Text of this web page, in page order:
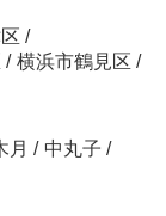
/
/ 横浜市鶴見区 /
月 / 中丸子 /